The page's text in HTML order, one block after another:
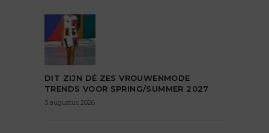
DIT ZIJN DÉ ZES VROUWENMODE
TRENDS VOOR SPRING/SUMMER 2027
3 augustus 2026